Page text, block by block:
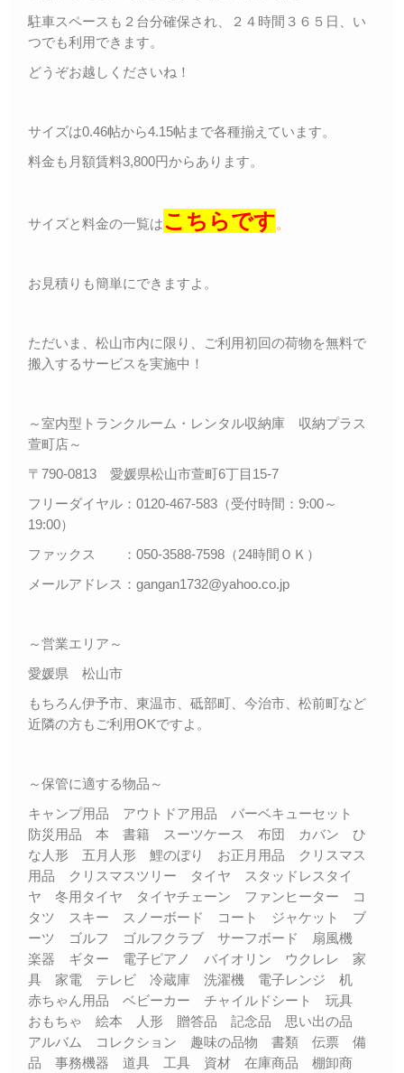
駐車スペースも２台分確保され、２４時間３６５日、い
つでも利用できます。
どうぞお越しくださいね！
サイズは0.46帖から4.15帖まで各種揃えています。
料金も月額賃料3,800円からあります。
サイズと料金の一覧はこちらです。
お見積りも簡単にできますよ。
ただいま、松山市内に限り、ご利用初回の荷物を無料で
搬入するサービスを実施中！
～室内型トランクルーム・レンタル収納庫 収納プラス
萱町店～
〒790-0813 愛媛県松山市萱町6丁目15-7
フリーダイヤル：0120-467-583（受付時間：9:00～
19:00）
ファックス ：050-3588-7598（24時間ＯＫ）
メールアドレス：gangan1732@yahoo.co.jp
～営業エリア～
愛媛県 松山市
もちろん伊予市、東温市、砥部町、今治市、松前町など
近隣の方もご利用OKですよ。
～保管に適する物品～
キャンプ用品 アウトドア用品 バーベキューセット
防災用品 本 書籍 スーツケース 布団 カバン ひ
な人形 五月人形 鯉のぼり お正月用品 クリスマス
用品 クリスマスツリー タイヤ スタッドレスタイ
ヤ 冬用タイヤ タイヤチェーン ファンヒーター コ
タツ スキー スノーボード コート ジャケット ブ
ーツ ゴルフ ゴルフクラブ サーフボード 扇風機
楽器 ギター 電子ピアノ バイオリン ウクレレ 家
具 家電 テレビ 冷蔵庫 洗濯機 電子レンジ 机
赤ちゃん用品 ベビーカー チャイルドシート 玩具
おもちゃ 絵本 人形 贈答品 記念品 思い出の品
アルバム コレクション 趣味の品物 書類 伝票 備
品 事務機器 道具 工具 資材 在庫商品 棚卸商